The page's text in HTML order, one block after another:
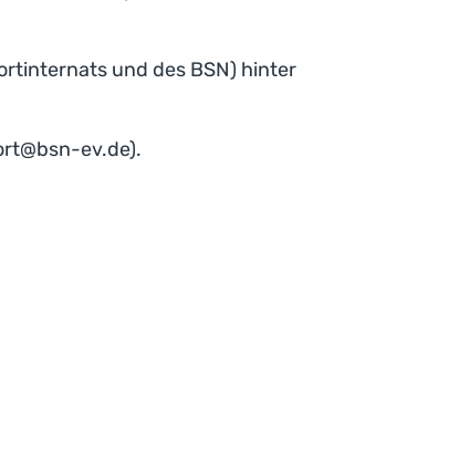
und des BSN) hinter
ev.de).